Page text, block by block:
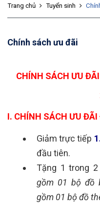
Trang chủ Tuyển sinh
Chính sách ưu đãi
CHÍNH SÁCH ƯU
I. CHÍNH SÁCH ƯU ĐÃI
Giảm trực tiếp
đầu tiên.
Tặng 1 trong
gồm 01 bộ đồ
gồm 01 bộ đồ